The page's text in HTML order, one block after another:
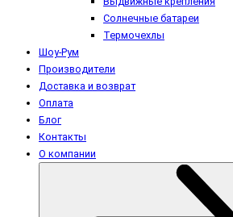
Солнечные батареи
Термочехлы
Шоу-Рум
Производители
Доставка и возврат
Оплата
Блог
Контакты
О компании